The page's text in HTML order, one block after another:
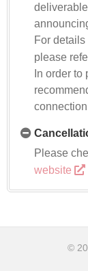
For
please
In order
Please
website
©